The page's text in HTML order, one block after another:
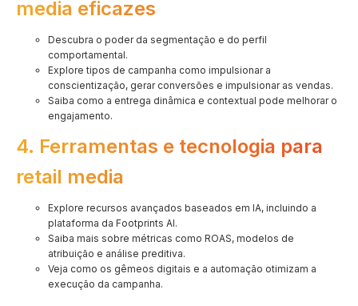
media eficazes
Descubra o poder da segmentação e do perfil
comportamental.
Explore tipos de campanha como impulsionar a
conscientização, gerar conversões e impulsionar as vendas.
Saiba como a entrega dinâmica e contextual pode melhorar o
engajamento.
4. Ferramentas e tecnologia para
retail media
Explore recursos avançados baseados em IA, incluindo a
plataforma da Footprints AI.
Saiba mais sobre métricas como ROAS, modelos de
atribuição e análise preditiva.
Veja como os gêmeos digitais e a automação otimizam a
execução da campanha.